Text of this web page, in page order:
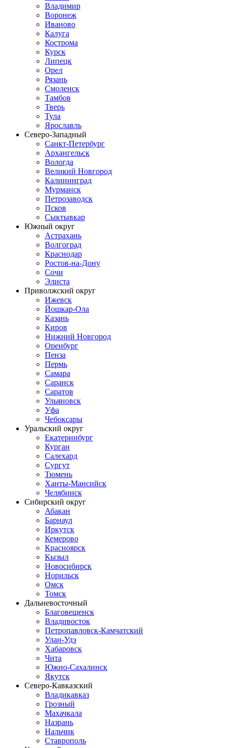
Владимир
Воронеж
Иваново
Калуга
Кострома
Курск
Липецк
Орел
Рязань
Смоленск
Тамбов
Тверь
Тула
Ярославль
Северо-Западный
Санкт-Петербург
Архангельск
Вологда
Великий Новгород
Калининград
Мурманск
Петрозаводск
Псков
Сыктывкар
Южный округ
Астрахань
Волгоград
Краснодар
Ростов-на-Дону
Сочи
Элиста
Приволжский округ
Ижевск
Йошкар-Ола
Казань
Киров
Нижний Новгород
Оренбург
Пенза
Пермь
Самара
Саранск
Саратов
Ульяновск
Уфа
Чебоксары
Уральский округ
Екатеринбург
Курган
Салехард
Сургут
Тюмень
Ханты-Мансийск
Челябинск
Сибирский округ
Абакан
Барнаул
Иркутск
Кемерово
Красноярск
Кызыл
Новосибирск
Норильск
Омск
Томск
Дальневосточный
Благовещенск
Владивосток
Петропавловск-Камчатский
Улан-Удэ
Хабаровск
Чита
Южно-Сахалинск
Якутск
Северо-Кавказский
Владикавказ
Грозный
Махачкала
Назрань
Нальчик
Ставрополь